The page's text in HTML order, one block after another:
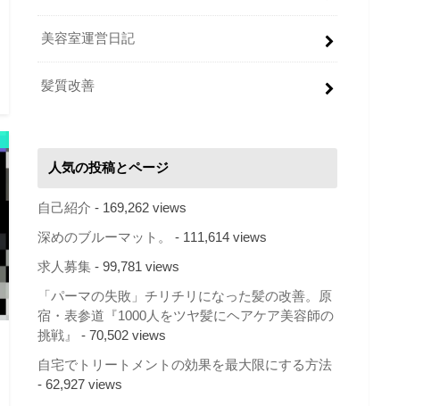
美容室運営日記
髪質改善
人気の投稿とページ
自己紹介 - 169,262 views
深めのブルーマット。 - 111,614 views
求人募集 - 99,781 views
「パーマの失敗」チリチリになった髪の改善。原
宿・表参道『1000人をツヤ髪にヘアケア美容師の
挑戦』
- 70,502 views
自宅でトリートメントの効果を最大限にする方法
- 62,927 views